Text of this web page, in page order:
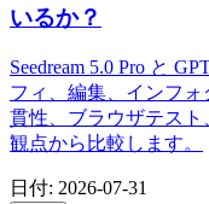
いるか？
Seedream 5.0 Pro と
フィ、編集、インフ
貫性、ブラウザテス
観点から比較します。
日付: 2026-07-31